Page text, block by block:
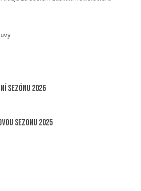
sezónu 2026
sezonu 2025